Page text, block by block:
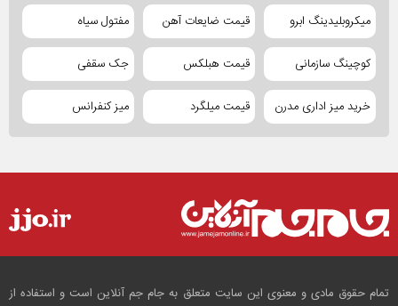
میکروبلیدینگ ابرو قیمت ضایعات آهن مفتول سیاه
کوچینگ سازمانی قیمت هبلکس جک سقفی
خرید میز اداری مدرن قیمت میلگرد میز کنفرانس
تمام حقوق مادی و معنوی این سایت متعلق به جام جم آنلاین است و استفاده از